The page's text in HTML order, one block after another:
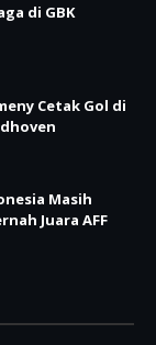
di GBK
Cetak Gol di
Masih
Juara AFF